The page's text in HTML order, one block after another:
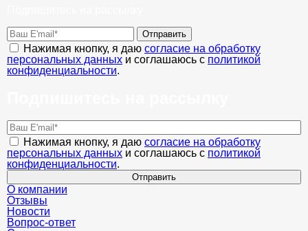
Отправить
Нажимая кнопку, я даю согласие на обработку
персональных данных и соглашаюсь с политикой
конфиденциальности.
Нажимая кнопку, я даю согласие на обработку
персональных данных и соглашаюсь с политикой
конфиденциальности.
Отправить
О компании
Отзывы
Новости
Вопрос-ответ